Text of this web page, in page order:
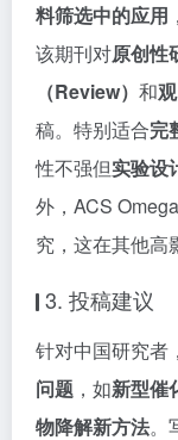
料筛选中的应用
该期刊对原创性
（Review） 和
稿。特别适合完
性不强但实验设
外，ACS
究，这在其他高
3. 投稿建议
针对中国研究者
问题 ，如新型催
物降解新方法。